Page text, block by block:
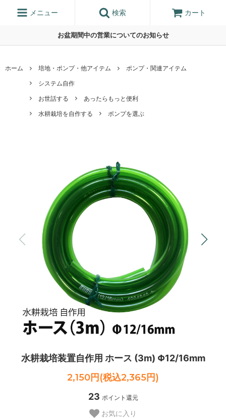
お盆期間中の営業についてのお知らせ
メニュー 検索 カート
ホーム 培地・ポンプ・他アイテム
ポンプ・関連アイテム
システム自作
お世話する
あったらもっと便利
水耕栽培を自作する
ポンプを選ぶ
水耕栽培装置自作用 ホース (3m) Φ12/16mm
2,150円(税込2,365円)
23 ポイント還元
お気に入り